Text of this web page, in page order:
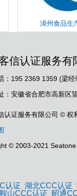
漳州食品生
信认证服务有
：195 2369 1359 (梁经
徽省合肥市高新区望
认证服务有限公司 © 权
© 2003-2021
认证 湖北CCC认证
山CCC认证 昭通